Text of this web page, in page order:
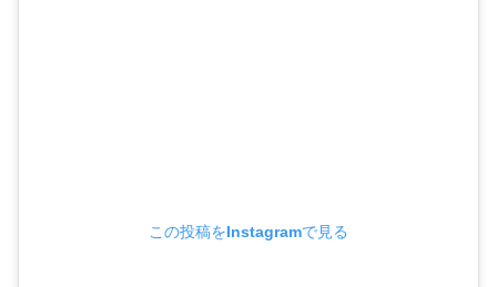
この投稿をInstagramで見る